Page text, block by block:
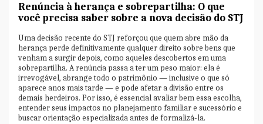
Renúncia à herança e sobrepartilha: O que
você precisa saber sobre a nova decisão do STJ
Uma decisão recente do STJ reforçou que quem abre mão da
herança perde definitivamente qualquer direito sobre bens que
venham a surgir depois, como aqueles descobertos em uma
sobrepartilha. A renúncia passa a ter um peso maior: ela é
irrevogável, abrange todo o patrimônio — inclusive o que só
aparece anos mais tarde — e pode afetar a divisão entre os
demais herdeiros. Por isso, é essencial avaliar bem essa escolha,
entender seus impactos no planejamento familiar e sucessório e
buscar orientação especializada antes de formalizá-la.